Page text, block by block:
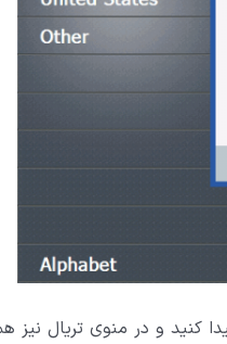
کنید و در منوی تریال نیز